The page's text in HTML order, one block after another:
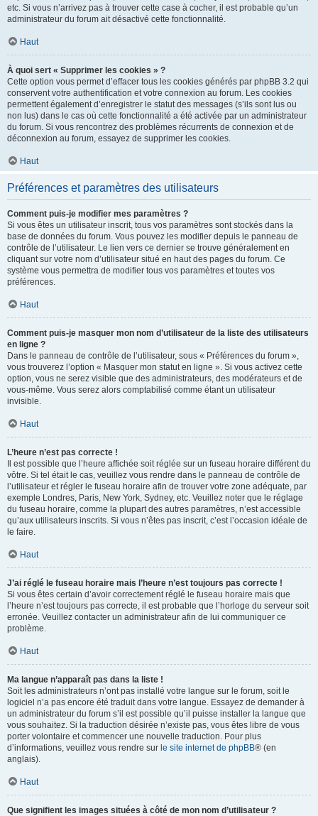
etc. Si vous n’arrivez pas à trouver cette case à cocher, il est probable qu’un
administrateur du forum ait désactivé cette fonctionnalité.
Haut
À quoi sert « Supprimer les cookies » ?
Cette option vous permet d’effacer tous les cookies générés par phpBB 3.2 qui
conservent votre authentification et votre connexion au forum. Les cookies
permettent également d’enregistrer le statut des messages (s’ils sont lus ou
non lus) dans le cas où cette fonctionnalité a été activée par un administrateur
du forum. Si vous rencontrez des problèmes récurrents de connexion et de
déconnexion au forum, essayez de supprimer les cookies.
Haut
Préférences et paramètres des utilisateurs
Comment puis-je modifier mes paramètres ?
Si vous êtes un utilisateur inscrit, tous vos paramètres sont stockés dans la
base de données du forum. Vous pouvez les modifier depuis le panneau de
contrôle de l’utilisateur. Le lien vers ce dernier se trouve généralement en
cliquant sur votre nom d’utilisateur situé en haut des pages du forum. Ce
système vous permettra de modifier tous vos paramètres et toutes vos
préférences.
Haut
Comment puis-je masquer mon nom d’utilisateur de la liste des utilisateurs
en ligne ?
Dans le panneau de contrôle de l’utilisateur, sous « Préférences du forum »,
vous trouverez l’option « Masquer mon statut en ligne ». Si vous activez cette
option, vous ne serez visible que des administrateurs, des modérateurs et de
vous-même. Vous serez alors comptabilisé comme étant un utilisateur
invisible.
Haut
L’heure n’est pas correcte !
Il est possible que l’heure affichée soit réglée sur un fuseau horaire différent du
vôtre. Si tel était le cas, veuillez vous rendre dans le panneau de contrôle de
l’utilisateur et régler le fuseau horaire afin de trouver votre zone adéquate, par
exemple Londres, Paris, New York, Sydney, etc. Veuillez noter que le réglage
du fuseau horaire, comme la plupart des autres paramètres, n’est accessible
qu’aux utilisateurs inscrits. Si vous n’êtes pas inscrit, c’est l’occasion idéale de
le faire.
Haut
J’ai réglé le fuseau horaire mais l’heure n’est toujours pas correcte !
Si vous êtes certain d’avoir correctement réglé le fuseau horaire mais que
l’heure n’est toujours pas correcte, il est probable que l’horloge du serveur soit
erronée. Veuillez contacter un administrateur afin de lui communiquer ce
problème.
Haut
Ma langue n’apparaît pas dans la liste !
Soit les administrateurs n’ont pas installé votre langue sur le forum, soit le
logiciel n’a pas encore été traduit dans votre langue. Essayez de demander à
un administrateur du forum s’il est possible qu’il puisse installer la langue que
vous souhaitez. Si la traduction désirée n’existe pas, vous êtes libre de vous
porter volontaire et commencer une nouvelle traduction. Pour plus
d’informations, veuillez vous rendre sur le site internet de phpBB® (en
anglais).
Haut
Que signifient les images situées à côté de mon nom d’utilisateur ?